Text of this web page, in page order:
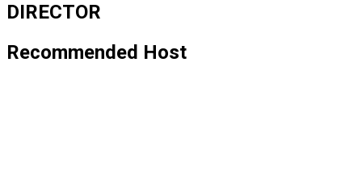
DIRECTOR
Recommended Host